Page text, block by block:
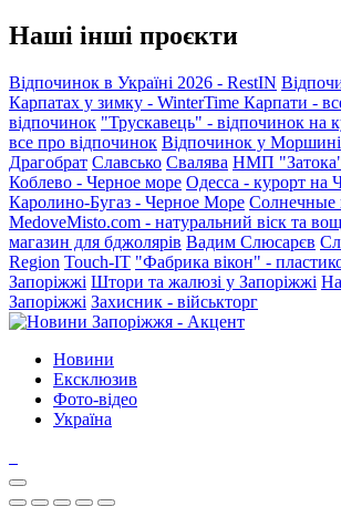
Наші інші проєкти
Відпочинок в Україні 2026 - RestIN
Карпатах у зимку - WinterTime Карпати -
відпочинок "Трускавець" - відпочинок на
все про відпочинок Відпочинок у Моршині
Драгобрат Славсько Свалява НМП
Коблево - Черное море Одесса - курорт на
Каролино-Бугаз - Черное Море Солнечные
MedoveMisto.com - натуральний віск та
магазин для бджолярів Вадим Слюсарєв
Region Touch-IT "Фабрика вікон" -
Запоріжжі Штори та жалюзі у Запоріжжі
Запоріжжі Захисник - військторг
Новини
Ексклюзив
Фото-відео
Україна